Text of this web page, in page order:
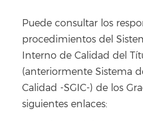
Puede consultar los
procedimientos del
Interno de Calidad del
(anteriormente Sistema
Calidad -SGIC-) de los
siguientes enlaces: